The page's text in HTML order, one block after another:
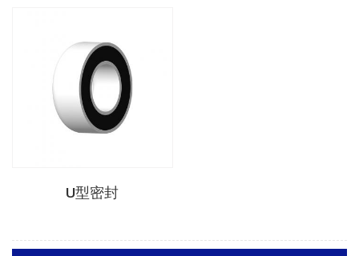
U型密封